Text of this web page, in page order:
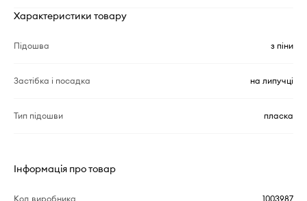
Характеристики товару
Підошва з піни
Застібка і посадка на липучці
Тип підошви пласка
Інформація про товар
Код виробника 1003987